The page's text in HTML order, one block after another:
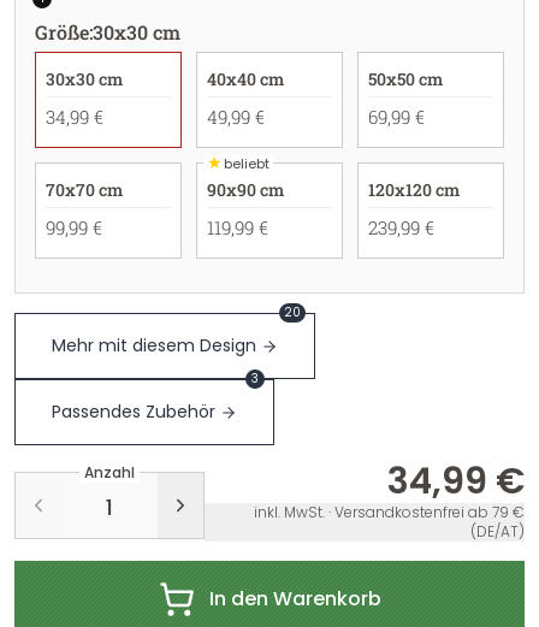
Größe:30x30 cm
30x30 cm
34,99 €
40x40 cm
49,99 €
50x50 cm
69,99 €
70x70 cm
99,99 €
★beliebt
90x90 cm
119,99 €
120x120 cm
239,99 €
Mehr mit diesem Design
20
Passendes Zubehör
3
Anzahl 34,99 €
inkl. MwSt. · Versandkostenfrei ab 79 €
(DE/AT)
In den Warenkorb